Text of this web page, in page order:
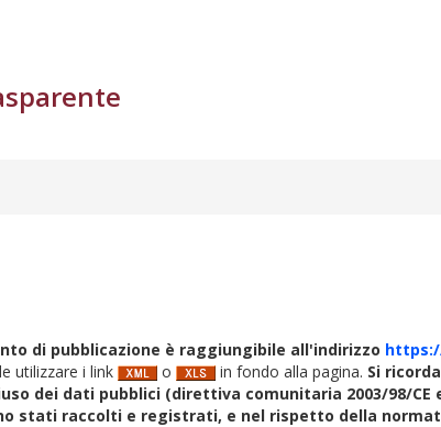
di pubblicazione è raggiungibile all'indirizzo
utilizzare i link
o in fondo alla pagina. Si
dei dati pubblici (direttiva comunitaria 2003/98/
stati raccolti e registrati, e nel rispetto della